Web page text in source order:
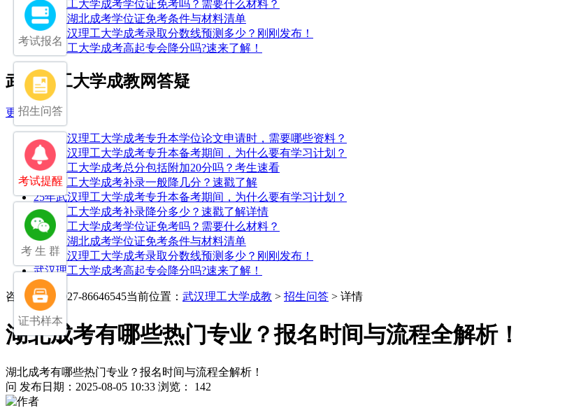
武汉理工大学成考学位证免考吗？需要什么材料？
2026年湖北成考学位证免考条件与材料清单
2025武汉理工大学成考录取分数线预测多少？刚刚发布！
武汉理工大学成考高起专会降分吗?速来了解！
武汉理工大学成教网答疑
更多>>
25年武汉理工大学成考专升本学位论文申请时，需要哪些资料？
25年武汉理工大学成考专升本备考期间，为什么要有学习计划？
武汉理工大学成考总分包括附加20分吗？考生速看
武汉理工大学成考补录一般降几分？速戳了解
25年武汉理工大学成考专升本备考期间，为什么要有学习计划？
武汉理工大学成考补录降分多少？速戳了解详情
武汉理工大学成考学位证免考吗？需要什么材料？
2026年湖北成考学位证免考条件与材料清单
2025武汉理工大学成考录取分数线预测多少？刚刚发布！
武汉理工大学成考高起专会降分吗?速来了解！
咨询电话：027-86646545当前位置： 武汉理工大学成教 > 招生问答 > 详情
湖北成考有哪些热门专业？报名时间与流程全解析！
湖北成考有哪些热门专业？报名时间与流程全解析！
问 发布日期：2025-08-05 10:33 浏览： 142
考试报名
招生问答
考试提醒
考 生 群
证书样本